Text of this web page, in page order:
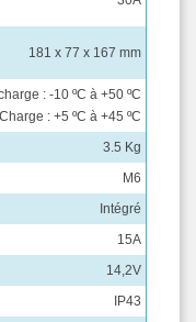
181 x 77 x 167 mm
: -10 ºC à +50 ºC
Charge : +5 ºC à +45 ºC
3.5 Kg
M6
Intégré
15A
14,2V
IP43